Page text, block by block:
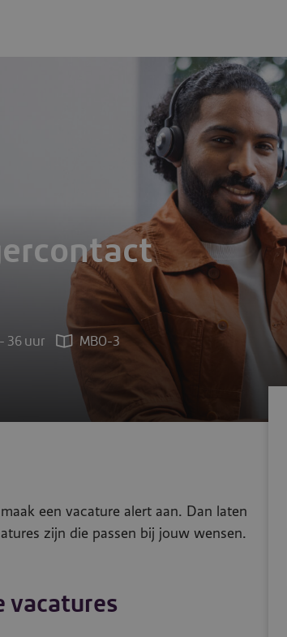
36 uur
MBO-3
een vacature alert aan. Dan laten
zijn die passen bij jouw wensen.